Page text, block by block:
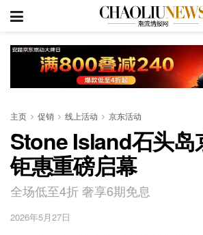
主页 促销 线上活动 京东活动
Stone Island石头岛
钜惠重磅启幕
全场低至4折 奢享6期免息
2026年5月27日